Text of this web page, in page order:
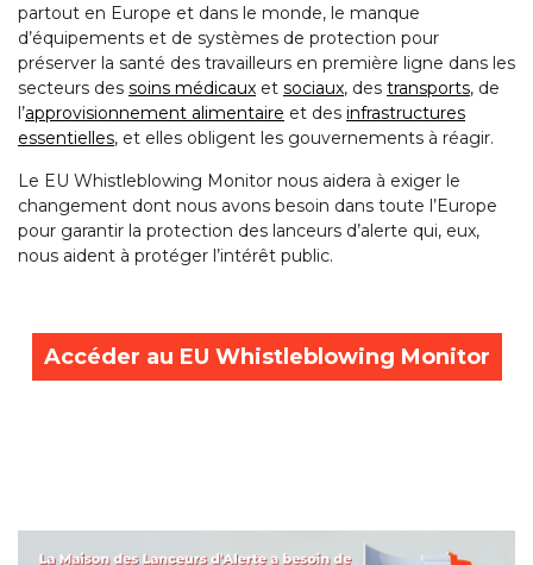
partout en Europe et dans le monde, le manque
d’équipements et de systèmes de protection pour
préserver la santé des travailleurs en première ligne dans les
secteurs des soins médicaux et sociaux, des transports, de
l’approvisionnement alimentaire et des infrastructures
essentielles, et elles obligent les gouvernements à réagir.
Le EU Whistleblowing Monitor nous aidera à exiger le
changement dont nous avons besoin dans toute l’Europe
pour garantir la protection des lanceurs d’alerte qui, eux,
nous aident à protéger l’intérêt public.
Accéder au EU Whistleblowing Monitor